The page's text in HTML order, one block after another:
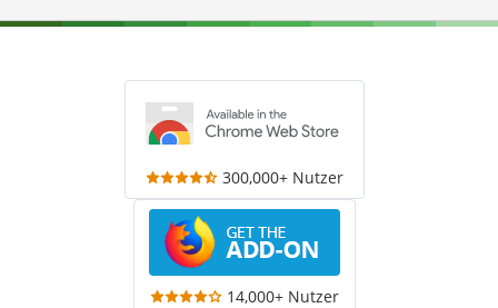
300,000+ Nutzer
14,000+ Nutzer